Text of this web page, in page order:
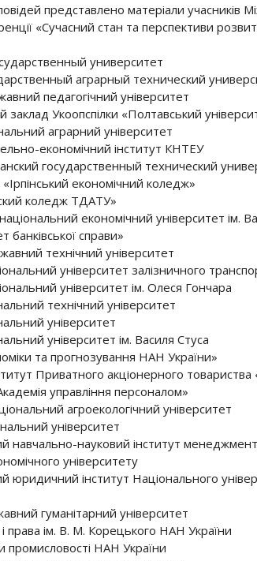
представлено матеріали учасників
«Сучасний стан та перспективи
университет
аграрный технический
педагогічний університет
Укоопспілки «Полтавський
аграрний університет
економічний інститут КНТЕУ
государственный технический
економічний коледж»
коледж ТДАТУ»
економічний університет ім.
банківської справи»
технічний університет
університет залізничного
університет ім. Олеся Гончара
технічний університет
університет
університет ім. Василя Стуса
та прогнозування НАН України»
Приватного акціонерного
управління персоналом»
агроекологічний університет
університет
навчально-науковий інститут
університету
юридичний інститут Національного
гуманітарний університет
права ім. В. М. Корецького НАН України
промисловості НАН України